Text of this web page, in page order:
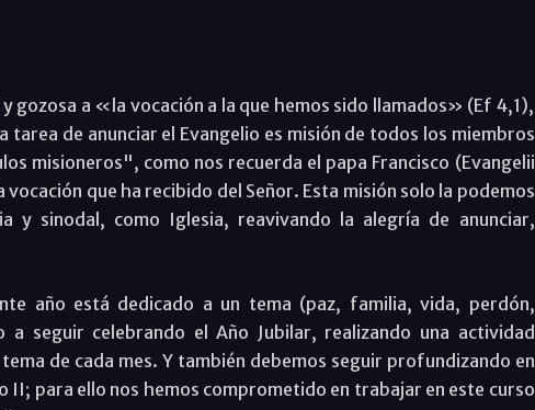
gozosa a «la vocación a la que hemos sido llamados» (Ef 4,1),
tarea de anunciar el Evangelio es misión de todos los miembros
misioneros", como nos recuerda el papa Francisco (Evangelii
vocación que ha recibido del Señor. Esta misión solo la podemos
y sinodal, como Iglesia, reavivando la alegría de anunciar,
año está dedicado a un tema (paz, familia, vida, perdón,
seguir celebrando el Año Jubilar, realizando una actividad
de cada mes. Y también debemos seguir profundizando en
II; para ello nos hemos comprometido en trabajar en este curso